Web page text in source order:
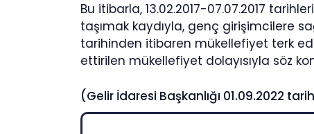
Bu itibarla, 13.02.2017-07.07.2017
taşımak kaydıyla, genç girişimcilere
tarihinden itibaren mükellefiyet terk
ettirilen mükellefiyet dolayısıyla söz
(Gelir İdaresi Başkanlığı 01.09.2022